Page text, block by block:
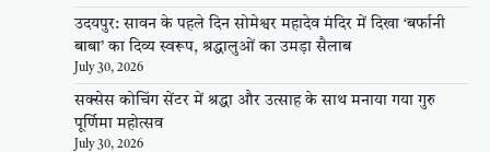
उदयपुर: सावन के पहले दिन सोमेश्वर महादेव मंदिर में दिखा ‘बर्फानी
बाबा’ का दिव्य स्वरूप, श्रद्धालुओं का उमड़ा सैलाब
July 30, 2026
सक्सेस कोचिंग सेंटर में श्रद्धा और उत्साह के साथ मनाया गया गुरु
पूर्णिमा महोत्सव
July 30, 2026